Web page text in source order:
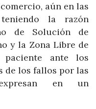
aún en las
la razón
de Solución de
y la Zona Libre de
ante los
los fallos por las
expresan en un